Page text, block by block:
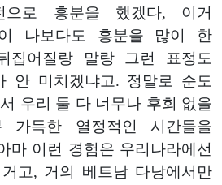
으로 흥분을 했겠다, 이거
나보다도 흥분을 많이 한
집어질랑 말랑 그런 표정도
안 미치겠냐고. 정말로 순도
우리 둘 다 너무나 후회 없을
가득한 열정적인 시간들을
마 이런 경험은 우리나라에선
고, 거의 베트남 다낭에서만